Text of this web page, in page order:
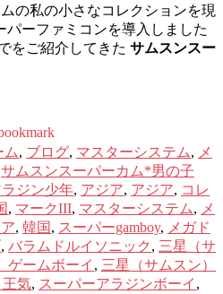
の私の小さなコレクションを現
パーファミコンを導入しました
をご紹介してきた サムスンスー
ム, ブログ, マスターシステム, メ
サムスンスーパーカム*男の子
ラジン少年, アジア, アジア, コレ
, マークIII, マスターシステム, メ
, 韓国 , スーパーgamboy, メガド
, バラムドルイソニック , 三星（サ
ゲームボーイ , 三星（サムスン）
王気, スーパーアラジンボーイ ,